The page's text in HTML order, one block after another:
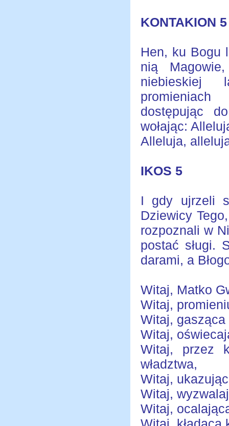
KONTAKION 5
Hen, ku Bogu
nią
dostępując
wołając:
Alleluja,
IKOS 5
I gdy ujrzeli
Dziewicy
rozpoznali w
postać sługi.
darami, a
Witaj, Matko
Witaj,
Witaj, gasząca
Witaj,
Witaj, przez
władztwa,
Witaj,
Witaj,
Witaj,